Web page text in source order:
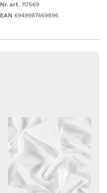
Nr. art. 117569
EAN 6949987469896